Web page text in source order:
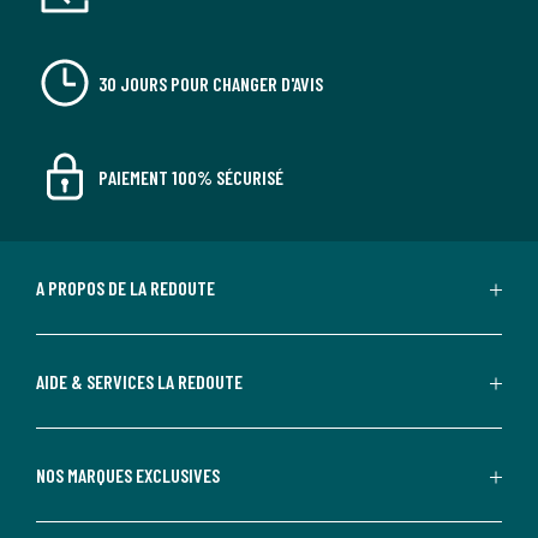
30 JOURS POUR CHANGER D'AVIS
PAIEMENT 100% SÉCURISÉ
A PROPOS DE LA REDOUTE
AIDE & SERVICES LA REDOUTE
NOS MARQUES EXCLUSIVES